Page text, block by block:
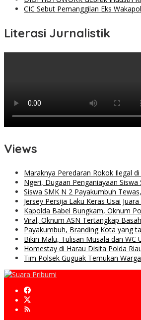
CIC Sebut Pemanggilan Eks
Literasi Jurnalistik
Views
Maraknya Peredaran Rokok Ilegal
Ngeri, Dugaan Penganiayaan
Siswa SMK N 2 Payakumbuh
Jersey Persija Laku Keras Usai
Kapolda Babel Bungkam, Oknum
Viral, Oknum ASN Tertangkap
Payakumbuh, Branding Kota yang
Bikin Malu, Tulisan Musala dan
Homestay di Harau Disita Polda
Tim Polsek Guguak Temukan